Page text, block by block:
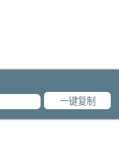
一键复制